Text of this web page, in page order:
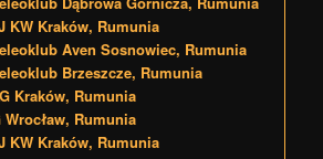
KW Kraków, Rumunia
Aven Sosnowiec, Rumunia
Brzeszcze, Rumunia
Kraków, Rumunia
Wrocław, Rumunia
KW Kraków, Rumunia